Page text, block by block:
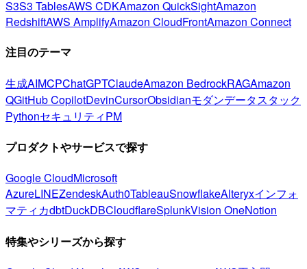
S3S3 TablesAWS CDKAmazon QuickSightAmazon
RedshiftAWS AmplifyAmazon CloudFrontAmazon Connect
注目のテーマ
生成AIMCPChatGPTClaudeAmazon BedrockRAGAmazon
QGitHub CopilotDevinCursorObsidianモダンデータスタック
PythonセキュリティPM
プロダクトやサービスで探す
Google CloudMicrosoft
AzureLINEZendeskAuth0TableauSnowflakeAlteryxインフォ
マティカdbtDuckDBCloudflareSplunkVision OneNotion
特集やシリーズから探す